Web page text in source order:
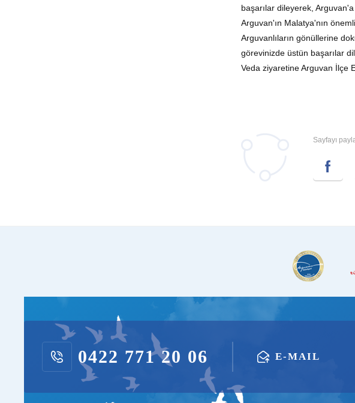
başarılar dileyerek,
Arguvan'ın Malatya'nın
Arguvanlıların gönüllerine
görevinizde üstün başarılar
Veda ziyaretine Arguvan İlçe
Sayfayı
0422 771 20 06 E-MAIL